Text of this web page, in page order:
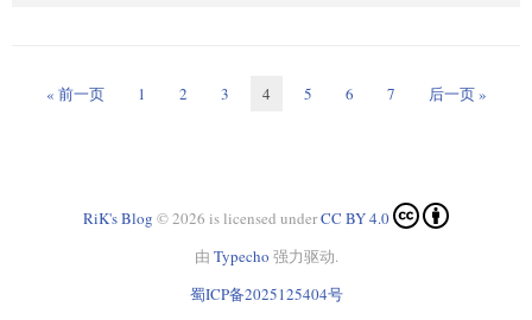
from SomeofHouse import HouseOfSome
hos.bomb(io)
« 前一页 1 2 3 4 5 6 7 后一页 »
RiK's Blog © 2026 is licensed underCC BY 4.0
由 Typecho 强力驱动.
蜀ICP备2025125404号